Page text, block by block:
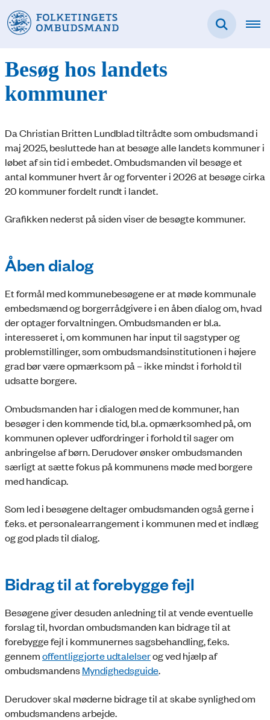
Besøg hos landets
kommuner
Da Christian Britten Lundblad tiltrådte som ombudsmand i
maj 2025, besluttede han at besøge alle landets kommuner i
løbet af sin tid i embedet. Ombudsmanden vil besøge et
antal kommuner hvert år og forventer i 2026 at besøge cirka
20 kommuner fordelt rundt i landet.
Grafikken nederst på siden viser de besøgte kommuner.
Åben dialog
Et formål med kommunebesøgene er at møde kommunale
embedsmænd og borgerrådgivere i en åben dialog om, hvad
der optager forvaltningen. Ombudsmanden er bl.a.
interesseret i, om kommunen har input til sagstyper og
problemstillinger, som ombudsmandsinstitutionen i højere
grad bør være opmærksom på – ikke mindst i forhold til
udsatte borgere.
Ombudsmanden har i dialogen med de kommuner, han
besøger i den kommende tid, bl.a. opmærksomhed på, om
kommunen oplever udfordringer i forhold til sager om
anbringelse af børn. Derudover ønsker ombudsmanden
særligt at sætte fokus på kommunens møde med borgere
med handicap.
Som led i besøgene deltager ombudsmanden også gerne i
f.eks. et personalearrangement i kommunen med et indlæg
og god plads til dialog.
Bidrag til at forebygge fejl
Besøgene giver desuden anledning til at vende eventuelle
forslag til, hvordan ombudsmanden kan bidrage til at
forebygge fejl i kommunernes sagsbehandling, f.eks.
gennemoffentliggjorte udtalelserog ved hjælp af
ombudsmandensMyndighedsguide.
Derudover skal møderne bidrage til at skabe synlighed om
ombudsmandens arbejde.